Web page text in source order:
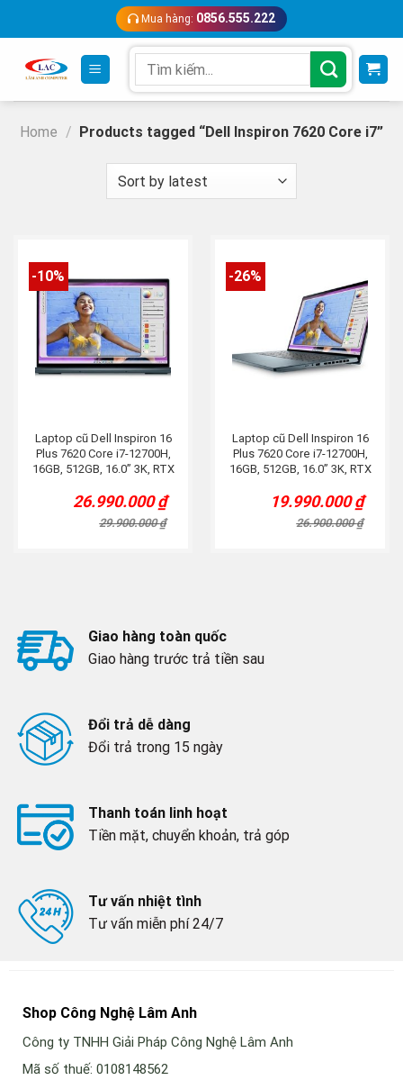
content
Mua hàng: 0856.555.222
for:
Home / Products tagged “Dell Inspiron 7620 Core i7”
-10%
Laptop cũ Dell Inspiron 16
Plus 7620 Core i7-12700H,
16GB, 512GB, 16.0” 3K, RTX
29.900.000₫
Original
price
was:
26.990.000₫
Current
price
is:
-26%
Laptop cũ Dell Inspiron 16
Plus 7620 Core i7-12700H,
16GB, 512GB, 16.0” 3K, RTX
26.900.000₫
Original
price
was:
19.990.000₫
Current
price
is:
Giao hàng toàn quốc
Giao hàng trước trả tiền sau
Đổi trả dễ dàng
Đổi trả trong 15 ngày
Thanh toán linh hoạt
Tiền mặt, chuyển khoản, trả góp
Tư vấn nhiệt tình
Tư vấn miễn phí 24/7
Shop Công Nghệ Lâm Anh
Công ty TNHH Giải Pháp Công Nghệ Lâm Anh
Mã số thuế: 0108148562